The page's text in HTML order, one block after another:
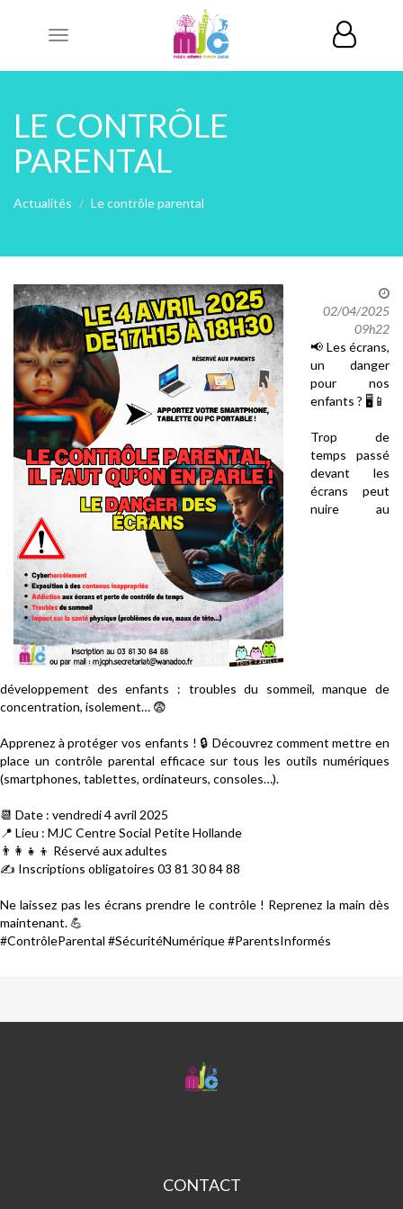
Toggle
LE CONTRÔLE
PARENTAL
Actualités Le contrôle parental
02/04/2025
09h22
📢 Les écrans,
un danger
pour nos
enfants ? 🖥️📱
Trop de
temps passé
devant les
écrans peut
nuire au
développement des enfants : troubles du sommeil, manque de
concentration, isolement… 😨
Apprenez à protéger vos enfants ! 🔒 Découvrez comment mettre en
place un contrôle parental efficace sur tous les outils numériques
(smartphones, tablettes, ordinateurs, consoles…).
📆 Date : vendredi 4 avril 2025
📍 Lieu : MJC Centre Social Petite Hollande
👨‍👩‍👧‍👦 Réservé aux adultes
✍️ Inscriptions obligatoires 03 81 30 84 88
Ne laissez pas les écrans prendre le contrôle ! Reprenez la main dès
maintenant. 💪
#ContrôleParental #SécuritéNumérique#ParentsInformés
MJC
CENTRE
CONTACT